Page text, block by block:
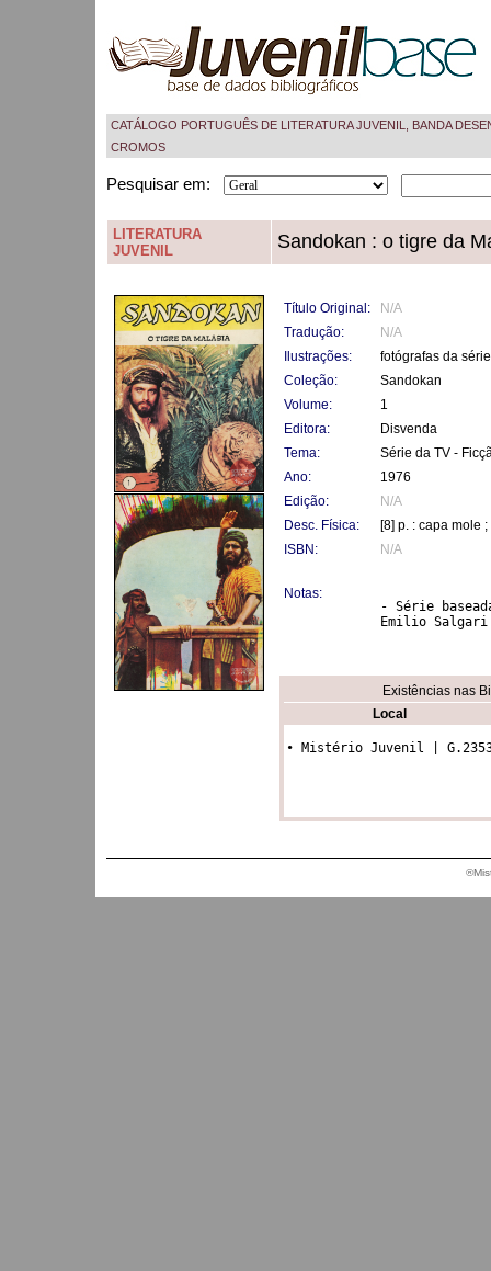
CATÁLOGO PORTUGUÊS DE LITERATURA JUVENIL, BANDA
CROMOS
Pesquisar em:
LITERATURA
JUVENIL
Sandokan : o tigre da
Título Original:
N/A
Tradução:
N/A
Ilustrações:
fotógrafas da série
Coleção:
Sandokan
Volume:
1
Editora:
Disvenda
Tema:
Série da TV -
Ano:
1976
Edição:
N/A
Desc. Física:
[8] p. : capa mole
ISBN:
N/A
Notas:
- Série
Existências nas
Local
• Mistério Juvenil |